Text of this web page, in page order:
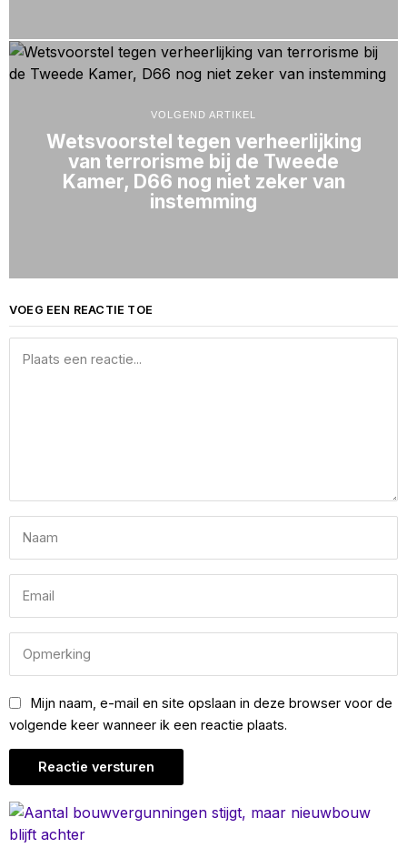
VOLGEND ARTIKEL
Wetsvoorstel tegen verheerlijking
van terrorisme bij de Tweede
Kamer, D66 nog niet zeker van
instemming
VOEG EEN REACTIE TOE
Mijn naam, e-mail en site opslaan in deze browser voor de
volgende keer wanneer ik een reactie plaats.